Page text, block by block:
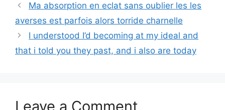
Ma absorption en eclat sans oublier les les
averses est parfois alors torride charnelle
I understood I’d becoming at my ideal and
that i told you they past, and i also are today
Leave a Comment